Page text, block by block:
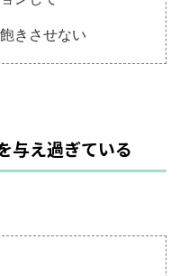
きさせない
与え過ぎている